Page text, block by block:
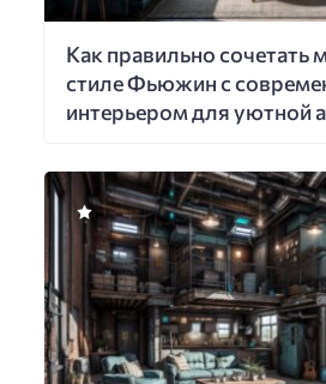
Как правильно сочетать
стиле Фьюжин с
интерьером для уютной